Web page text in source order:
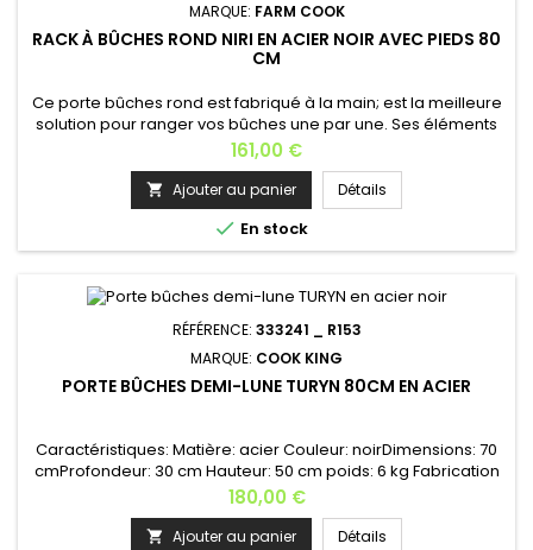
MARQUE: FARM COOK
RACK À BÛCHES ROND NIRI EN ACIER NOIR AVEC PIEDS 80
CM
Ce porte bûches rond est fabriqué à la main; est la meilleure
solution pour ranger vos bûches une par une. Ses éléments
sont soudés, non vissés qui rend son support plus stable.Il
sera un bel accessoire pour votre cheminée, et ne prend
pas beaucoup de place dans votre salon.Porte bûche de
très grande contenance: environ plus 100 bûches.Le range-
bûches est...
Prix
161,00 €
 Ajouter au panier Détails
 En stock
RÉFÉRENCE: 333241 _ R153
MARQUE: COOK KING
PORTE BÛCHES DEMI-LUNE TURYN 80CM EN ACIER
Caractéristiques: Matière: acier Couleur: noirDimensions: 70
cmProfondeur: 30 cm Hauteur: 50 cm poids: 6 kg Fabrication
européenne
Prix
180,00 €
 Ajouter au panier Détails